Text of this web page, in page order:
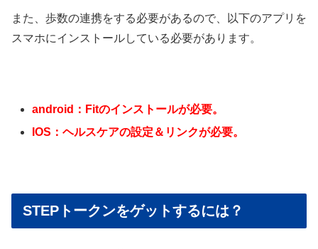
また、歩数の連携をする必要があるので、以下のアプリを
スマホにインストールしている必要があります。
android：Fitのインストールが必要。
IOS：ヘルスケアの設定＆リンクが必要。
STEPトークンをゲットするには？